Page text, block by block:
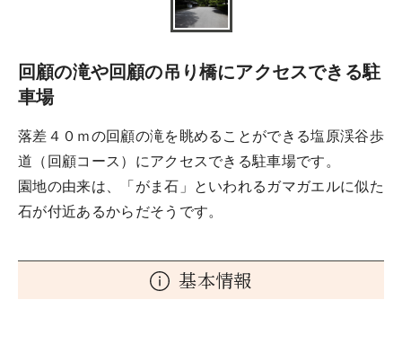
回顧の滝や回顧の吊り橋にアクセスできる駐
車場
落差４０ｍの回顧の滝を眺めることができる塩原渓谷歩
道（回顧コース）にアクセスできる駐車場です。
園地の由来は、「がま石」といわれるガマガエルに似た
石が付近あるからだそうです。
基本情報